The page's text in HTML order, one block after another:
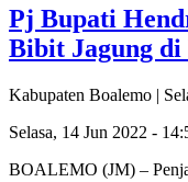
Pj Bupati
Bibit Jagung di
Kabupaten Boalemo |
Selasa, 14 Jun 2022 -
BOALEMO (JM) –